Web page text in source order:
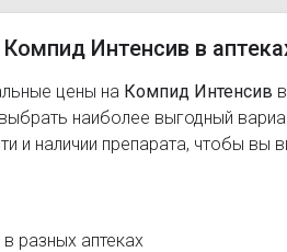
Интенсив в
цены на Компид Интенсив
наиболее выгодный
и наличии препарата, чтобы вы
в разных аптеках